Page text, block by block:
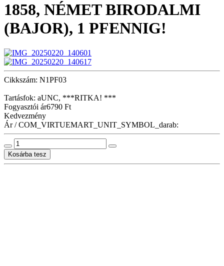
1858, NÉMET BIRODALMI
(BAJOR), 1 PFENNIG!
Cikkszám: N1PF03
Tartásfok: aUNC, ***RITKA! ***
Fogyasztói ár6790 Ft
Kedvezmény
Ár / COM_VIRTUEMART_UNIT_SYMBOL_darab: